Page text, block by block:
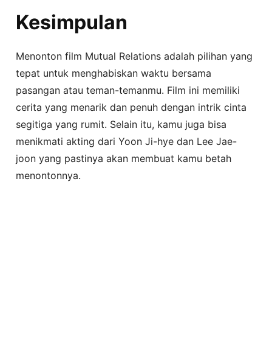
Kesimpulan
Menonton film Mutual Relations adalah pilihan yang
tepat untuk menghabiskan waktu bersama
pasangan atau teman-temanmu. Film ini memiliki
cerita yang menarik dan penuh dengan intrik cinta
segitiga yang rumit. Selain itu, kamu juga bisa
menikmati akting dari Yoon Ji-hye dan Lee Jae-
joon yang pastinya akan membuat kamu betah
menontonnya.